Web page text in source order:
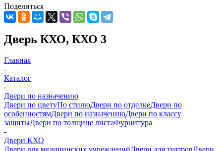
Поделиться
Дверь КХО, КХО 3
Главная
-
Каталог
-
Двери по назначению
Двери по цветуПо стилюДвери по отделкеДвери по
особенностямДвери по назначениюДвери по классу
защитыДвери по толщине листаФурнитура
-
Двери КХО
Двери для медицинских учрежденийДвери для театровДвери